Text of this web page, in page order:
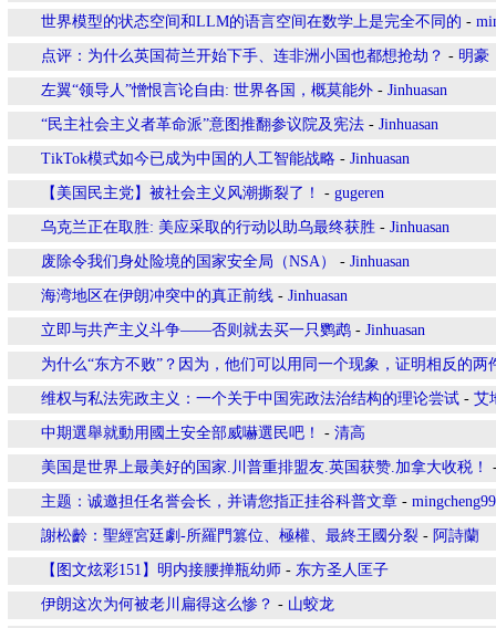
世界模型的状态空间和LLM的语言空间在数学上是完全不同的 -
点评：为什么英国荷兰开始下手、连非洲小国也都想抢劫？ - 明豪
左翼“领导人”憎恨言论自由: 世界各国，概莫能外 - Jinhuasan
“民主社会主义者革命派”意图推翻参议院及宪法 - Jinhuasan
TikTok模式如今已成为中国的人工智能战略 - Jinhuasan
【美国民主党】被社会主义风潮撕裂了！ - gugeren
乌克兰正在取胜: 美应采取的行动以助乌最终获胜 - Jinhuasan
废除令我们身处险境的国家安全局（NSA） - Jinhuasan
海湾地区在伊朗冲突中的真正前线 - Jinhuasan
立即与共产主义斗争——否则就去买一只鹦鹉 - Jinhuasan
为什么“东方不败”？因为，他们可以用同一个现象，证明相反的两
维权与私法宪政主义：一个关于中国宪政法治结构的理论尝试 - 艾
中期選舉就動用國土安全部威嚇選民吧！ - 清高
美国是世界上最美好的国家.川普重排盟友.英国获赞.加拿大收税！
主题：诚邀担任名誉会长，并请您指正挂谷科普文章 - mingcheng99
謝松齡：聖經宮廷劇-所羅門篡位、極權、最終王國分裂 - 阿詩蘭
【图文炫彩151】明内接腰掸瓶幼师 - 东方圣人匡子
伊朗这次为何被老川扁得这么惨？ - 山蛟龙